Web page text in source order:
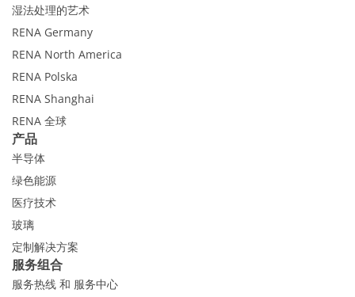
湿法处理的艺术
RENA Germany
RENA North America
RENA Polska
RENA Shanghai
RENA 全球
产品
半导体
绿色能源
医疗技术
玻璃
定制解决方案
服务组合
服务热线 和 服务中心